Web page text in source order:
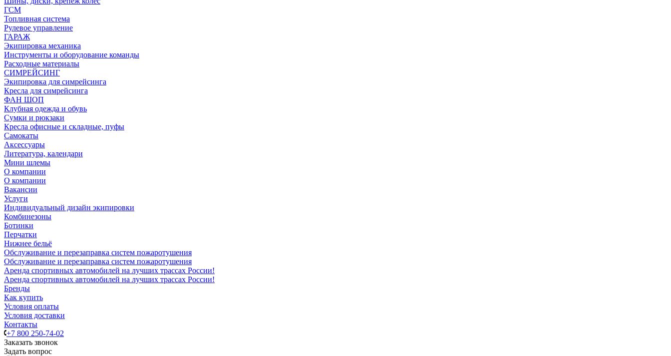
ГСМ
Топливная система
Рулевое управление
ГАРАЖ
Экипировка механика
Инструменты и оборудование команды
Расходные материалы
СИМРЕЙСИНГ
Экипировка для симрейсинга
Кресла для симрейсинга
ФАН ШОП
Клубная одежда и обувь
Сумки и рюкзаки
Кресла офисные и складные, пуфы
Самокаты
Аксессуары
Литература, календари
Мини шлемы
О компании
О компании
Вакансии
Услуги
Индивидуальный дизайн экипировки
Комбинезоны
Ботинки
Перчатки
Нижнее бельё
Обслуживание и перезаправка систем пожаротушения
Обслуживание и перезаправка систем пожаротушения
Аренда спортивных автомобилей на лучших трассах России!
Аренда спортивных автомобилей на лучших трассах России!
Бренды
Как купить
Условия оплаты
Условия доставки
Контакты
+7 800 250-74-02
Заказать звонок
Задать вопрос